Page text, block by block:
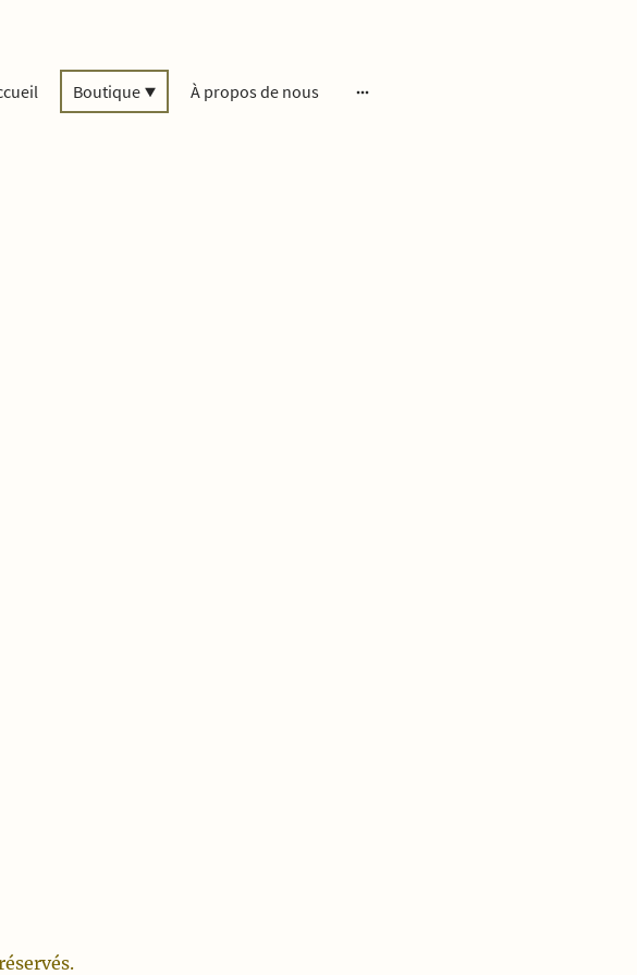
Boutique À propos de nous